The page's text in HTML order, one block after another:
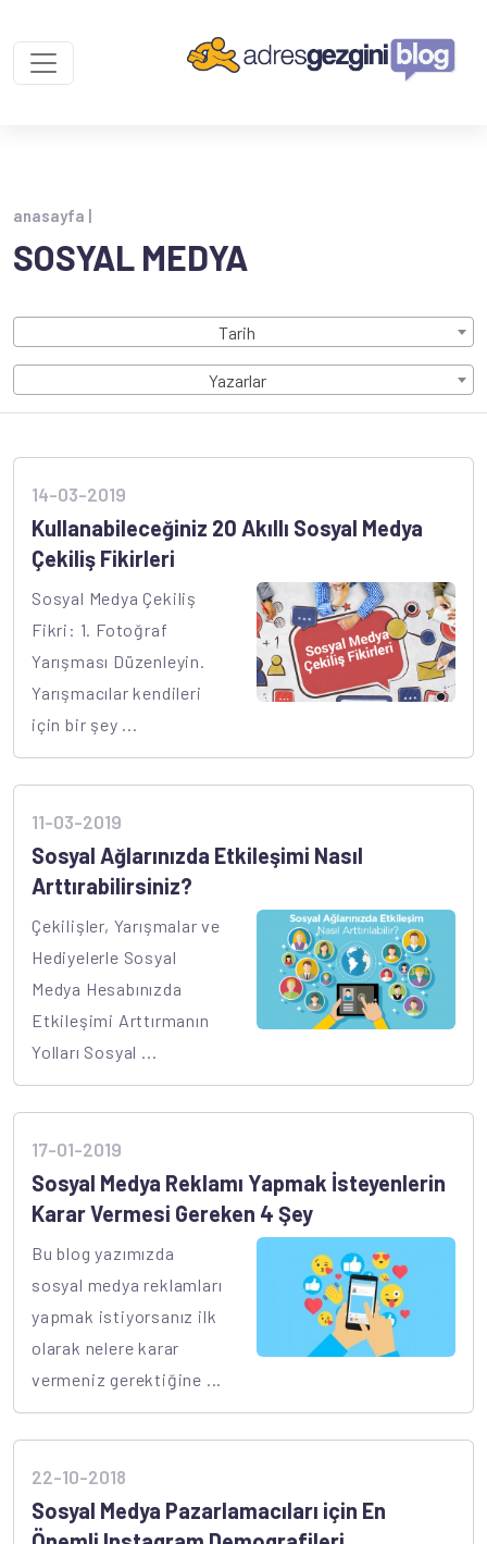
anasayfa |
SOSYAL MEDYA
Tarih
Yazarlar
14-03-2019
Kullanabileceğiniz 20 Akıllı Sosyal Medya
Çekiliş Fikirleri
Sosyal Medya Çekiliş
Fikri: 1. Fotoğraf
Yarışması Düzenleyin.
Yarışmacılar kendileri
için bir şey ...
11-03-2019
Sosyal Ağlarınızda Etkileşimi Nasıl
Arttırabilirsiniz?
Çekilişler, Yarışmalar ve
Hediyelerle Sosyal
Medya Hesabınızda
Etkileşimi Arttırmanın
Yolları Sosyal ...
17-01-2019
Sosyal Medya Reklamı Yapmak İsteyenlerin
Karar Vermesi Gereken 4 Şey
Bu blog yazımızda
sosyal medya reklamları
yapmak istiyorsanız ilk
olarak nelere karar
vermeniz gerektiğine ...
22-10-2018
Sosyal Medya Pazarlamacıları için En